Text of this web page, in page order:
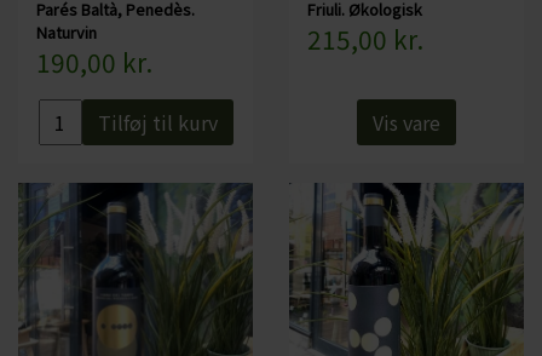
Specifikationer:
Land: Italien
Druer: Chardonnay, Sauvignon Blanc, Ribolla Gialla
Alkohol: x%
Serveres ved: 6-8 grader
Flaskestørrelse: 75 cl
Økologisk: Ja
Naturvin: Ja
Indeholder sulfitter: Ja, alle vine indeholder sulfitter, da de opstår
Parés Baltà, Penedès.
Naturvin
190,00 kr.
Tilføj til kurv
Friuli. Økologisk
215,00 kr.
Vis vare